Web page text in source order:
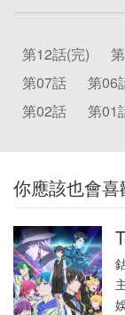
第12話(完)
第07話
第06
第02話
第01
你應該也會喜